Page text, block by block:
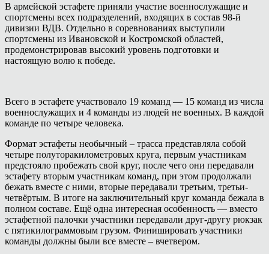
В армейской эстафете приняли участие военнослужащие и
спортсмены всех подразделений, входящих в состав 98-й
дивизии ВДВ. Отдельно в соревнованиях выступили
спортсмены из Ивановской и Костромской областей,
продемонстрировав высокий уровень подготовки и
настоящую волю к победе.
Всего в эстафете участвовало 19 команд — 15 команд из числа
военнослужащих и 4 команды из людей не военных. В каждой
команде по четыре человека.
Формат эстафеты необычный – трасса представляла собой
четыре полуторакилометровых круга, первым участникам
предстояло пробежать свой круг, после чего они передавали
эстафету вторым участникам команд, при этом продолжали
бежать вместе с ними, вторые передавали третьим, третьи-
четвёртым. В итоге на заключительный круг команда бежала в
полном составе. Ещё одна интересная особенность — вместо
эстафетной палочки участники передавали друг-другу рюкзак
с пятикилограммовым грузом. Финишировать участники
команды должны были все вместе – вчетвером.